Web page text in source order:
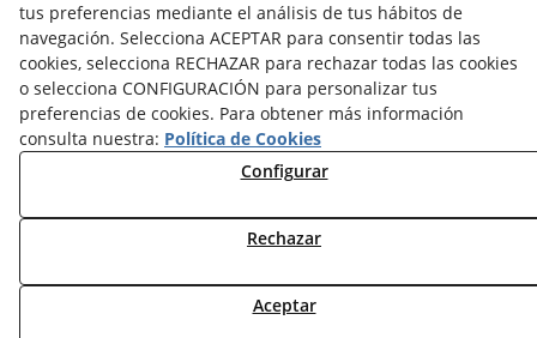
© 08/2026 Ceràmica Belianes - Todos los derechos reservados.
tus preferencias mediante el análisis de tus hábitos de
navegación. Selecciona ACEPTAR para consentir todas las
cookies, selecciona RECHAZAR para rechazar todas las cookies
o selecciona CONFIGURACIÓN para personalizar tus
preferencias de cookies. Para obtener más información
consulta nuestra: Política de Cookies
Configurar
Rechazar
Aceptar